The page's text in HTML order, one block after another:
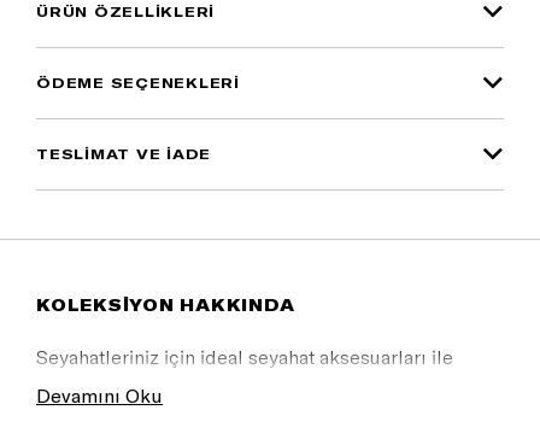
ÜRÜN ÖZELLIKLERI
ÖDEME SEÇENEKLERI
TESLİMAT VE İADE
KOLEKSİYON HAKKINDA
Seyahatleriniz için ideal seyahat aksesuarları ile
tarzınızı yansıtın.
Devamını Oku